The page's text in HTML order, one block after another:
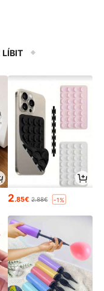
LÍBIT
2.85€ 2.88€ -1%